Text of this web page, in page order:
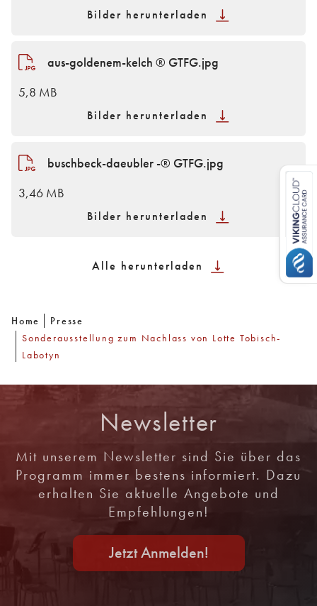
Bilder herunterladen
aus-goldenem-kelch ® GTFG.jpg
5,8 MB
Bilder herunterladen
buschbeck-daeubler -® GTFG.jpg
3,46 MB
Bilder herunterladen
Alle herunterladen
Home
Presse
Sonderausstellung zum Nachlass von Lotte Tobisch-
Labotyn
Newsletter
Mit unserem Newsletter sind Sie über das
Programm immer bestens informiert. Dazu
erhalten Sie aktuelle Angebote und
Empfehlungen!
Jetzt Anmelden!